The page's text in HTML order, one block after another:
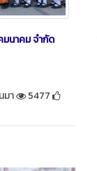
นาคม จำกัด
มา
5477